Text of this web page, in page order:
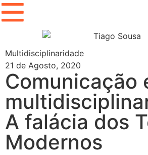
Multidisciplinaridade
21 de Agosto, 2020
Comunicação
A falácia dos
Modernos